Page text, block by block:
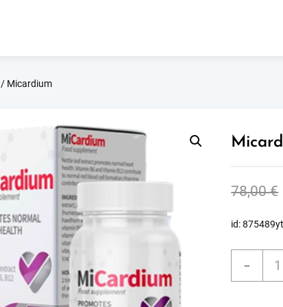
/ Micardium
78,00€
id:
-
kiekis: